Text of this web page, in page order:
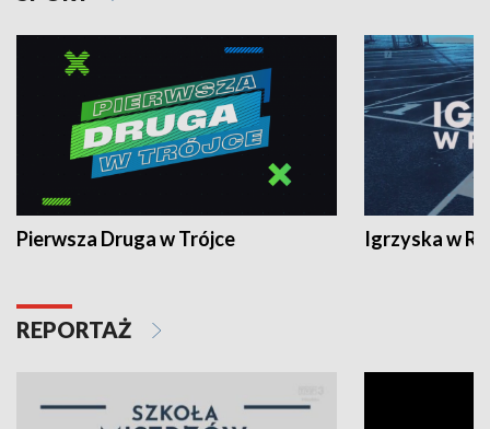
Pierwsza Druga w Trójce Igrzyska w
REPORTAŻ